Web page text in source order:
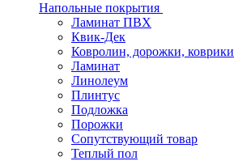
Напольные покрытия
Ламинат ПВХ
Квик-Дек
Ковролин, дорожки, коврики
Ламинат
Линолеум
Плинтус
Подложка
Порожки
Сопутствующий товар
Теплый пол